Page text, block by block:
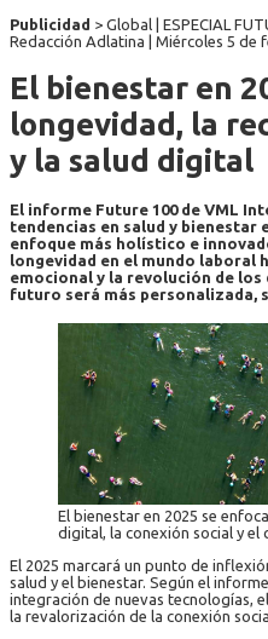
Publicidad > Global | ESPECIAL
Redacción Adlatina | Miércoles 5 de
El bienestar en
longevidad, la
y la salud digital
El informe Future 100 de VML
tendencias en salud y bienestar
enfoque más holístico e
longevidad en el mundo laboral
emocional y la revolución de los
futuro será más personalizada,
El bienestar en 2025 se
digital, la conexión social y el
El 2025 marcará un punto de
salud y el bienestar. Según el
integración de nuevas tecnologías,
la revalorización de la conexión